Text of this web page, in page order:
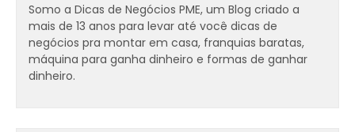
Somo a Dicas de Negócios PME, um Blog criado a
mais de 13 anos para levar até você dicas de
negócios pra montar em casa, franquias baratas,
máquina para ganha dinheiro e formas de ganhar
dinheiro.